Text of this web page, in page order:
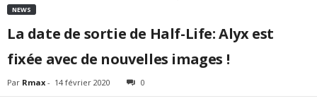
NEWS
La date de sortie de Half-Life: Alyx est
fixée avec de nouvelles images !
Par Rmax - 14 février 2020 0